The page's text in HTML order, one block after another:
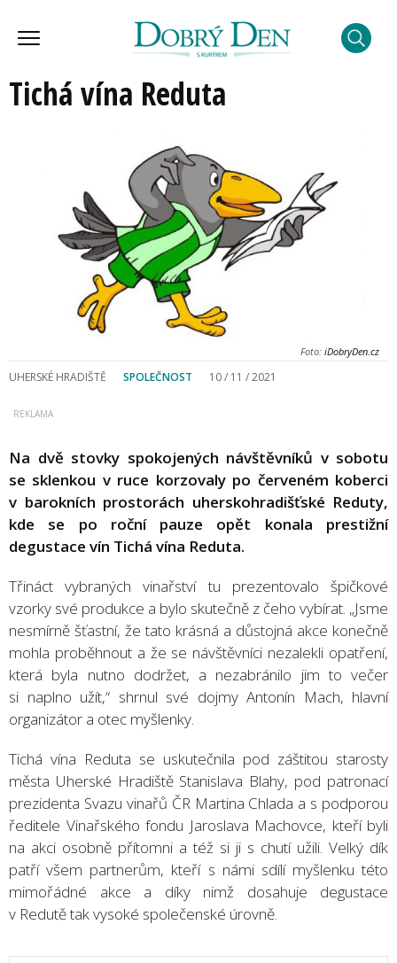
Tichá vína Reduta
Foto: iDobryDen.cz
UHERSKÉ HRADIŠTĚ SPOLEČNOST 10 / 11 / 2021
Na dvě stovky spokojených návštěvníků v sobotu
se sklenkou v ruce korzovaly po červeném koberci
v barokních prostorách uherskohradišťské Reduty,
kde se po roční pauze opět konala prestižní
degustace vín Tichá vína Reduta.
Třináct vybraných vinařství tu prezentovalo špičkové
vzorky své produkce a bylo skutečně z čeho vybírat. „Jsme
nesmírně šťastní, že tato krásná a důstojná akce konečně
mohla proběhnout a že se návštěvníci nezalekli opatření,
která byla nutno dodržet, a nezabránilo jim to večer
si naplno užít,“ shrnul své dojmy Antonín Mach, hlavní
organizátor a otec myšlenky.
Tichá vína Reduta se uskutečnila pod záštitou starosty
města Uherské Hradiště Stanislava Blahy, pod patronací
prezidenta Svazu vinařů ČR Martina Chlada a s podporou
ředitele Vinařského fondu Jaroslava Machovce, kteří byli
na akci osobně přítomni a též si ji s chutí užili. Velký dík
patří všem partnerům, kteří s námi sdílí myšlenku této
mimořádné akce a díky nimž dosahuje degustace
v Redutě tak vysoké společenské úrovně.